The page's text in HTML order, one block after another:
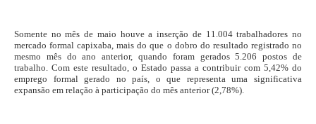
Somente no mês de maio houve a inserção de 11.004 trabalhadores no
mercado formal capixaba, mais do que o dobro do resultado registrado no
mesmo mês do ano anterior, quando foram gerados 5.206 postos de
trabalho. Com este resultado, o Estado passa a contribuir com 5,42% do
emprego formal gerado no país, o que representa uma significativa
expansão em relação à participação do mês anterior (2,78%).